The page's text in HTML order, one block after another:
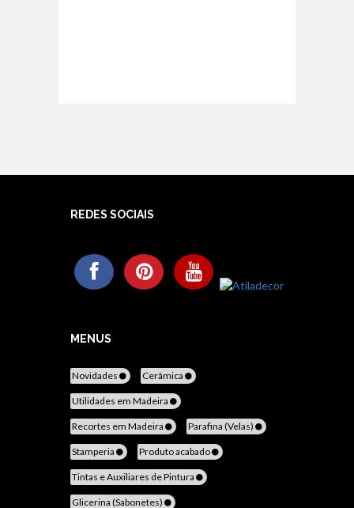
REDES SOCIAIS
MENUS
Novidades Cerâmica
Utilidades em Madeira
Recortes em Madeira Parafina (Velas)
Stamperia Produto acabado
Tintas e Auxiliares de Pintura
Glicerina (Sabonetes)